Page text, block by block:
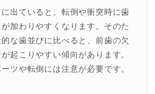
出ていると、転倒や衝突時に歯
加わりやすくなります。そのた
な歯並びに比べると、前歯の欠
起こりやすい傾向があります。
ツや転倒には注意が必要です。